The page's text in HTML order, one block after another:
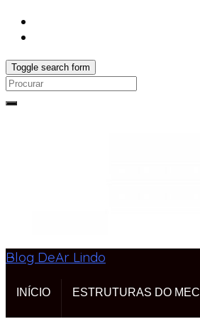
Toggle search form
Search
Blog DeAr Lindo
INÍCIO ESTRUTURAS DO MECI